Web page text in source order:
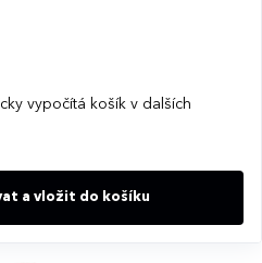
vypočítá košík v dalších
a vložit do košíku